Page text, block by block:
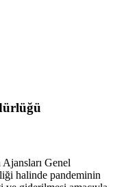
Genel
halinde pandeminin